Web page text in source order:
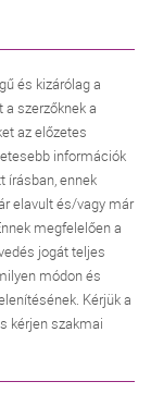
és kizárólag a
szerzőknek a
az előzetes
információk
írásban, ennek
elavult és/vagy már
megfelelően a
jogát teljes
módon és
Kérjük a
kérjen szakmai